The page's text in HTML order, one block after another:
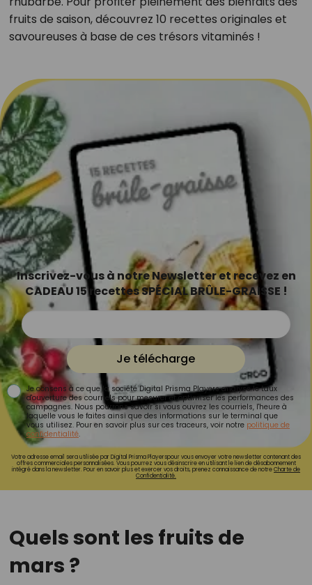
fruits de saison, découvrez 10 recettes originales et
savoureuses à base de ces trésors vitaminés !
Inscrivez-vous à notre Newsletter et recevez en
CADEAU 15 recettes SPÉCIAL BRÛLE-GRAISSE !
Je télécharge
Je consens à ce que la société Digital Prisma Players analyse le taux
d'ouverture des courriels pour mesurer et optimiser les performances des
campagnes. Nous pourrons savoir si vous ouvrez les courriels, l'heure à
laquelle vous le faites ainsi que des informations sur le terminal que
vous utilisez. Pour en savoir plus sur ces traceurs, voir notre politique de
confidentialité.
Votre adresse email sera utilisée par Digital Prisma Playerspour vous envoyer votre newsletter contenant des
offres commerciales personnalisées. Vous pourrez vous désinscrire en utilisant le lien de désabonnement
intégré dans la newsletter. Pour en savoir plus et exercer vos droits, prenez connaissance de notreCharte de
Confidentialité.
Quels sont les fruits de
mars ?